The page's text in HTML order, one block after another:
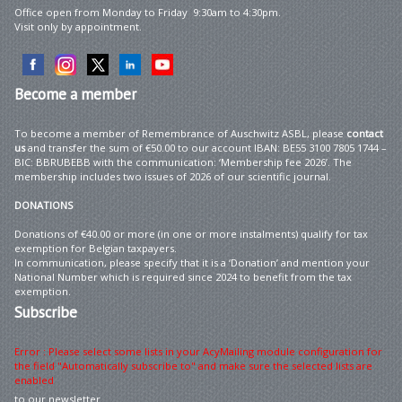
Office open from Monday to Friday 9:30am to 4:30pm.
Visit only by appointment.
Becomea member
To become a member of Remembrance of Auschwitz ASBL, please contact
usand transfer the sum of €50.00 to our account IBAN: BE55 3100 7805 1744 –
BIC: BBRUBEBB with the communication: ‘Membership fee 2026’. The
membership includes two issues of 2026 of our scientific journal.
DONATIONS
Donations of €40.00 or more (in one or more instalments) qualify for tax
exemption for Belgian taxpayers.
In communication, please specify that it is a ‘Donation’ and mention your
National Number which is required since 2024 to benefit from the tax
exemption.
Subscribe
Error : Please select some lists in your AcyMailing module configuration for
the field "Automatically subscribe to" and make sure the selected lists are
enabled
to our newsletter